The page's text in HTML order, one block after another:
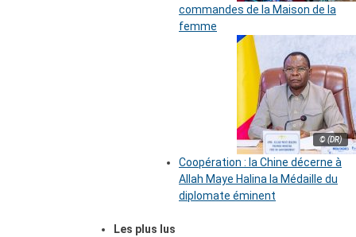
commandes de la Maison de la
femme
© (DR)
Coopération : la Chine décerne à
Allah Maye Halina la Médaille du
diplomate éminent
Les plus lus